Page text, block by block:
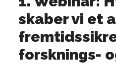
skaber vi et
forsknings-